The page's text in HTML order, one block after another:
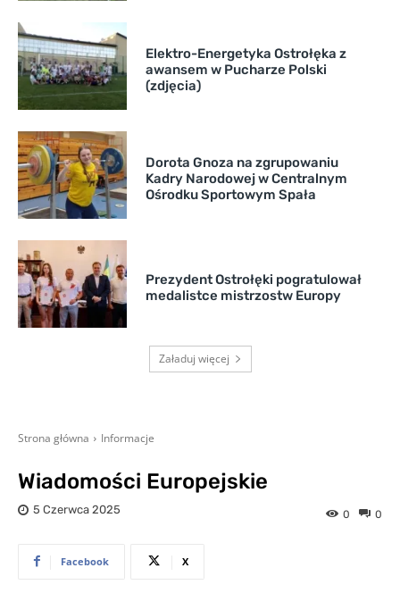
Elektro-Energetyka Ostrołęka z
awansem w Pucharze Polski
(zdjęcia)
Dorota Gnoza na zgrupowaniu
Kadry Narodowej w Centralnym
Ośrodku Sportowym Spała
Prezydent Ostrołęki pogratulował
medalistce mistrzostw Europy
Załaduj więcej